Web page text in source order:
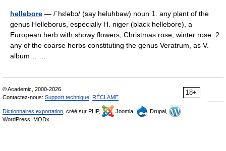
hellebore — /ˈhɛləbɔ/ (say heluhbaw) noun 1. any plant of the
genus Helleborus, especially H. niger (black hellebore), a
European herb with showy flowers; Christmas rose; winter rose. 2.
any of the coarse herbs constituting the genus Veratrum, as V.
album… …
18+
© Academic, 2000-2026
Contactez-nous: Support technique RÉCLAME
Dictionnaires exportation , créé sur PHP, Joomla,
Drupal,
WordPress, MODx.